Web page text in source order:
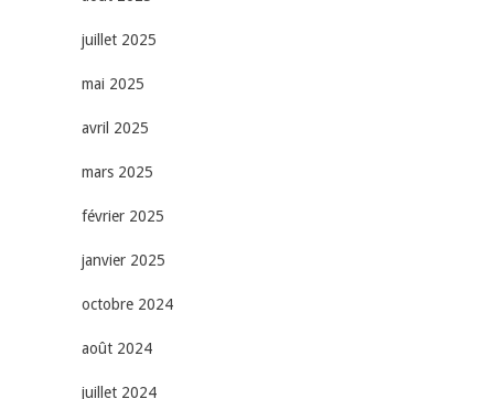
juillet 2025
mai 2025
avril 2025
mars 2025
février 2025
janvier 2025
octobre 2024
août 2024
juillet 2024